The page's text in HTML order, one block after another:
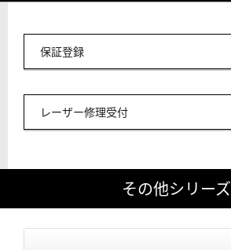
保証登録
レーザー修理受付
その他シリーズ